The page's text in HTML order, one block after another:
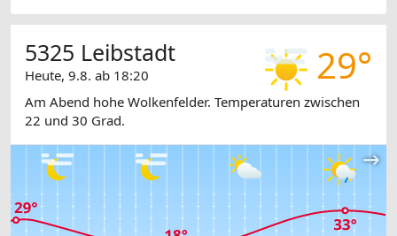
29°
5325 Leibstadt
Heute, 9.8. ab 18:20
Am Abend hohe Wolkenfelder. Temperaturen zwischen
22 und 30 Grad.